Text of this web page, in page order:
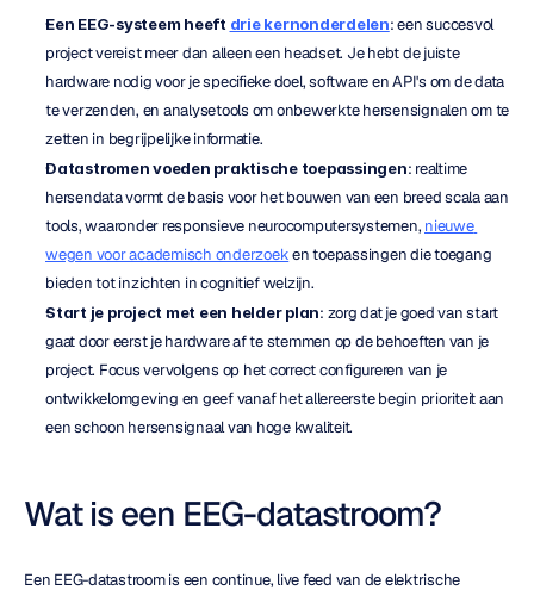
Een EEG-systeem heeft drie kernonderdelen: een succesvol
project vereist meer dan alleen een headset. Je hebt de juiste
hardware nodig voor je specifieke doel, software en API's om de data
te verzenden, en analysetools om onbewerkte hersensignalen om te
zetten in begrijpelijke informatie.
Datastromen voeden praktische toepassingen: realtime
hersendata vormt de basis voor het bouwen van een breed scala aan
tools, waaronder responsieve neurocomputersystemen, nieuwe
wegen voor academisch onderzoek en toepassingen die toegang
bieden tot inzichten in cognitief welzijn.
Start je project met een helder plan: zorg dat je goed van start
gaat door eerst je hardware af te stemmen op de behoeften van je
project. Focus vervolgens op het correct configureren van je
ontwikkelomgeving en geef vanaf het allereerste begin prioriteit aan
een schoon hersensignaal van hoge kwaliteit.
Wat is een EEG-datastroom?
Een EEG-datastroom is een continue, live feed van de elektrische